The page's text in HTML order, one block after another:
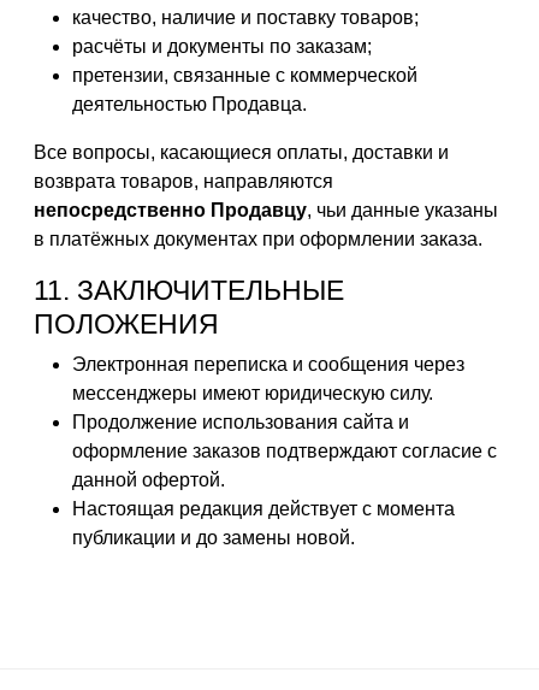
качество, наличие и поставку товаров;
расчёты и документы по заказам;
претензии, связанные с коммерческой
деятельностью Продавца.
Все вопросы, касающиеся оплаты, доставки и
возврата товаров, направляются
непосредственно Продавцу, чьи данные указаны
в платёжных документах при оформлении заказа.
11. ЗАКЛЮЧИТЕЛЬНЫЕ
ПОЛОЖЕНИЯ
Электронная переписка и сообщения через
мессенджеры имеют юридическую силу.
Продолжение использования сайта и
оформление заказов подтверждают согласие с
данной офертой.
Настоящая редакция действует с момента
публикации и до замены новой.